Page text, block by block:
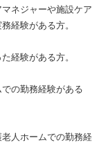
ネジャーや施設ケア
経験がある方。
経験がある方。
の勤務経験がある
人ホームでの勤務経